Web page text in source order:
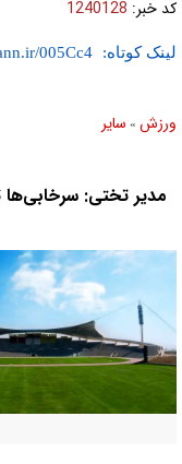
کد خبر: 1240128
لینک کوتاه:
ورزش » ساير
مدیر تختی: سرخابی‌ها